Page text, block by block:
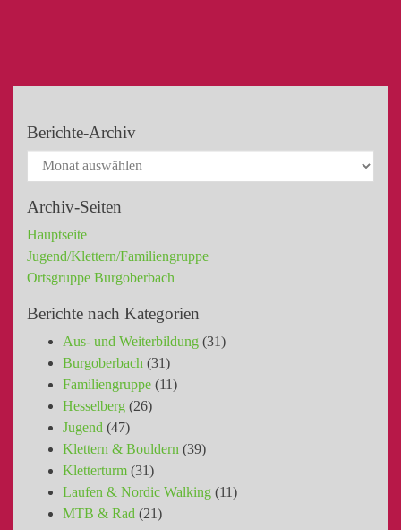
Berichte-Archiv
Archiv-Seiten
Hauptseite
Jugend/Klettern/Familiengruppe
Ortsgruppe Burgoberbach
Berichte nach Kategorien
Aus- und Weiterbildung (31)
Burgoberbach (31)
Familiengruppe (11)
Hesselberg (26)
Jugend (47)
Klettern & Bouldern (39)
Kletterturm (31)
Laufen & Nordic Walking (11)
MTB & Rad (21)